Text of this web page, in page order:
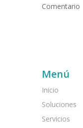
Comentario
Menú
Inicio
Soluciones
Servicios